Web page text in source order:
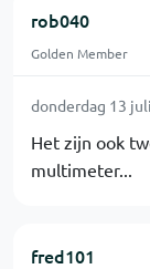
rob040
Golden Member
donderdag 13
Het zijn ook
multimeter...
fred101